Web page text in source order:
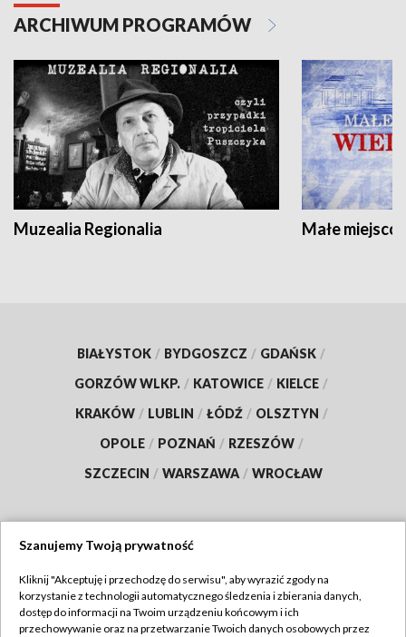
ARCHIWUM PROGRAMÓW
Muzealia Regionalia Małe
BIAŁYSTOK / BYDGOSZCZ / GDAŃSK /
GORZÓW WLKP. / KATOWICE / KIELCE /
KRAKÓW / LUBLIN / ŁÓDŹ / OLSZTYN /
OPOLE / POZNAŃ / RZESZÓW /
SZCZECIN / WARSZAWA / WROCŁAW
TVP
Abonament TVP
Szanujemy Twoją prywatność
Kliknij "Akceptuję i przechodzę do serwisu", aby wyrazić zgody na
korzystanie z technologii automatycznego śledzenia i zbierania danych,
dostęp do informacji na Twoim urządzeniu końcowym i ich
przechowywanie oraz na przetwarzanie Twoich danych osobowych przez